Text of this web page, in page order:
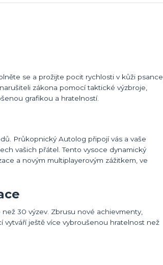
se a prožijte pocit rychlosti v kůži psance,
zákona pomocí taktické výzbroje,
grafikou a hratelností.
Průkopnický Autolog připojí vás a vaše
vašich přátel. Tento vysoce dynamický
a novým multiplayerovým zážitkem, ve
30 výzev. Zbrusu nové achievmenty,
vytváří ještě více vybroušenou hratelnost než